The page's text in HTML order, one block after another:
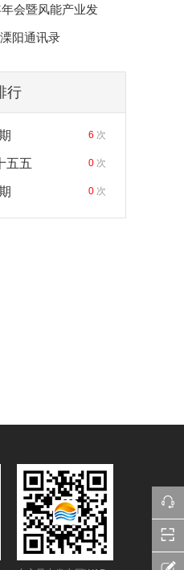
会暨风能产业发
阳通讯录
行
6 次
五五 0次
0次